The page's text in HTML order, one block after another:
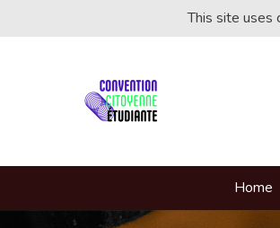
This site uses
Home